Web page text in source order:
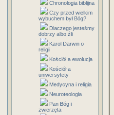
Chronologia biblijna
Czy przed wielkim
wybuchem był Bóg?
Dlaczego jesteśmy
dobrzy albo źli
Karol Darwin o
religii
Kościół a ewolucja
Kościół a
uniwersytety
Medycyna i religia
Neuroteologia
Pan Bóg i
zwierzęta